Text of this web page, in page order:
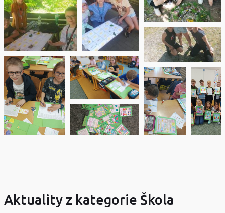
Aktuality z kategorie Škola